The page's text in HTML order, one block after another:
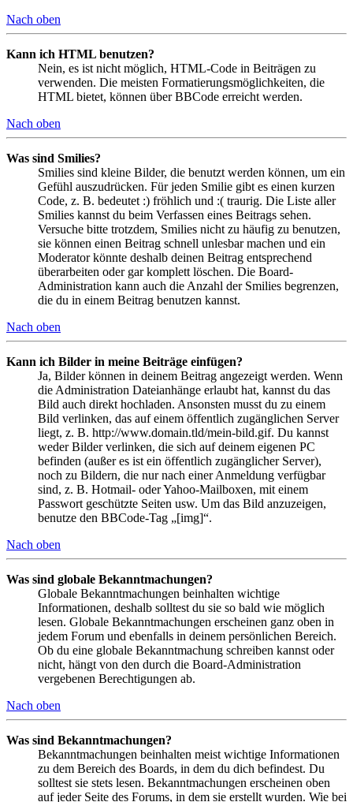
Nach oben
Kann ich HTML benutzen?
Nein, es ist nicht möglich, HTML-Code in Beiträgen zu
verwenden. Die meisten Formatierungsmöglichkeiten, die
HTML bietet, können über BBCode erreicht werden.
Nach oben
Was sind Smilies?
Smilies sind kleine Bilder, die benutzt werden können, um ein
Gefühl auszudrücken. Für jeden Smilie gibt es einen kurzen
Code, z. B. bedeutet :) fröhlich und :( traurig. Die Liste aller
Smilies kannst du beim Verfassen eines Beitrags sehen.
Versuche bitte trotzdem, Smilies nicht zu häufig zu benutzen,
sie können einen Beitrag schnell unlesbar machen und ein
Moderator könnte deshalb deinen Beitrag entsprechend
überarbeiten oder gar komplett löschen. Die Board-
Administration kann auch die Anzahl der Smilies begrenzen,
die du in einem Beitrag benutzen kannst.
Nach oben
Kann ich Bilder in meine Beiträge einfügen?
Ja, Bilder können in deinem Beitrag angezeigt werden. Wenn
die Administration Dateianhänge erlaubt hat, kannst du das
Bild auch direkt hochladen. Ansonsten musst du zu einem
Bild verlinken, das auf einem öffentlich zugänglichen Server
liegt, z. B. http://www.domain.tld/mein-bild.gif. Du kannst
weder Bilder verlinken, die sich auf deinem eigenen PC
befinden (außer es ist ein öffentlich zugänglicher Server),
noch zu Bildern, die nur nach einer Anmeldung verfügbar
sind, z. B. Hotmail- oder Yahoo-Mailboxen, mit einem
Passwort geschützte Seiten usw. Um das Bild anzuzeigen,
benutze den BBCode-Tag „[img]“.
Nach oben
Was sind globale Bekanntmachungen?
Globale Bekanntmachungen beinhalten wichtige
Informationen, deshalb solltest du sie so bald wie möglich
lesen. Globale Bekanntmachungen erscheinen ganz oben in
jedem Forum und ebenfalls in deinem persönlichen Bereich.
Ob du eine globale Bekanntmachung schreiben kannst oder
nicht, hängt von den durch die Board-Administration
vergebenen Berechtigungen ab.
Nach oben
Was sind Bekanntmachungen?
Bekanntmachungen beinhalten meist wichtige Informationen
zu dem Bereich des Boards, in dem du dich befindest. Du
solltest sie stets lesen. Bekanntmachungen erscheinen oben
auf jeder Seite des Forums, in dem sie erstellt wurden. Wie bei